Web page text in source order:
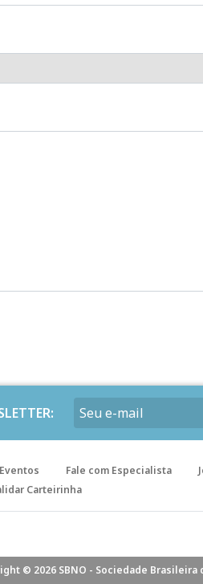
Eventos Fale com Especialista
Carteirinha
© 2026 SBNO - Sociedade